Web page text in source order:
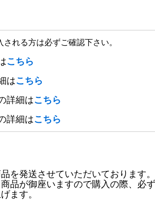
れる方は必ずご確認下さい。
こちら
はこちら
詳細はこちら
詳細はこちら
を発送させていただいております。
品が御座いますので購入の際、必
ます。